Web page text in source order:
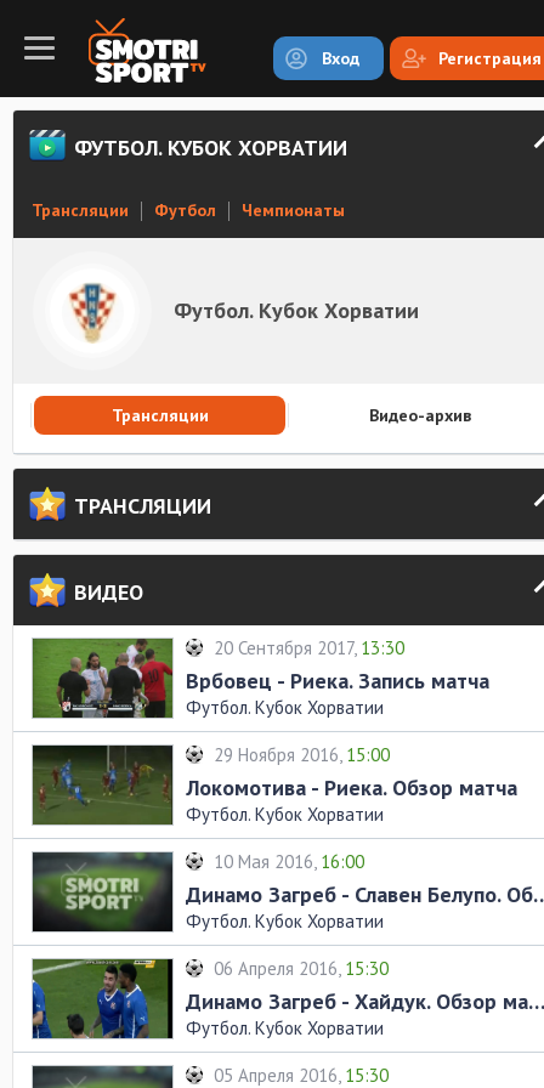
Вход Регистрация
ФУТБОЛ. КУБОК ХОРВАТИИ
Трансляции Футбол Чемпионаты
Футбол. Кубок Хорватии
Трансляции Видео-архив
ТРАНСЛЯЦИИ
ВИДЕО
20 Сентября 2017, 13:30
Врбовец - Риека. Запись матча
Футбол. Кубок Хорватии
29 Ноября 2016, 15:00
Локомотива - Риека. Обзор матча
Футбол. Кубок Хорватии
10 Мая 2016, 16:00
Динамо Загреб
Футбол. Кубок Хорватии
06 Апреля 2016, 15:30
Динамо Загреб - Хайдук. Обзор матча
Футбол. Кубок Хорватии
05 Апреля 2016, 15:30